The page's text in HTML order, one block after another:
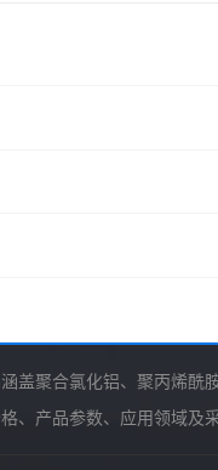
盖聚合氯化铝、聚丙烯
产品参数、应用领域及